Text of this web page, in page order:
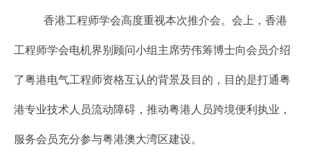
香港工程师学会高度重视本次推介会。会上，香港
工程师学会电机界别顾问小组主席劳伟筹博士向会员介绍
了粤港电气工程师资格互认的背景及目的，目的是打通粤
港专业技术人员流动障碍，推动粤港人员跨境便利执业，
服务会员充分参与粤港澳大湾区建设。